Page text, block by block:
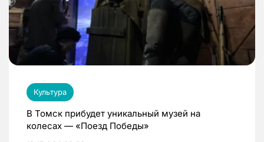
Культура
В Томск прибудет уникальный музей на
колесах — «Поезд Победы»